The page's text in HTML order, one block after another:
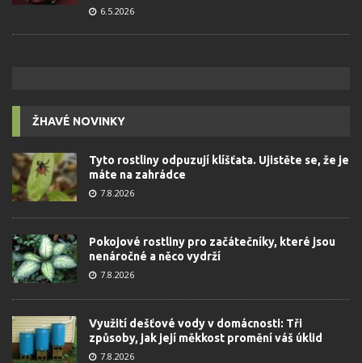
6.5.2026
ŽHAVÉ NOVINKY
Tyto rostliny odpuzují klíšťata. Ujistěte se, že je
máte na zahrádce
7.8.2026
Pokojové rostliny pro začátečníky, které jsou
nenáročné a něco vydrží
7.8.2026
Využití dešťové vody v domácnosti: Tři
způsoby, jak její měkkost promění váš úklid
7.8.2026